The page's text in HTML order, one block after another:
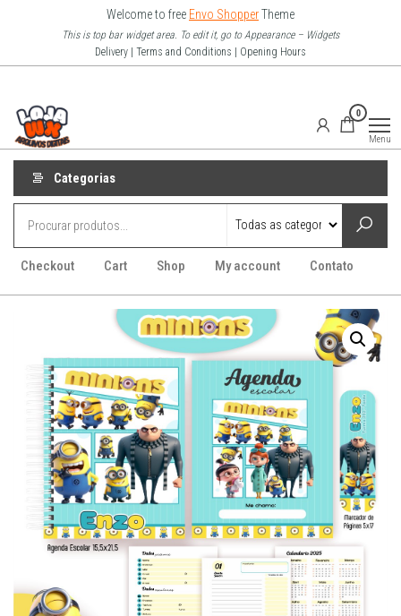
o
Welcome to free Envo ShopperTheme
This is top bar widget area. To edit it, go to Appearance – Widgets
Delivery | Terms and Conditions | Opening Hours
Arquivo
Digitais
0
Menu
Categorias
Checkout Cart Shop My account Contato